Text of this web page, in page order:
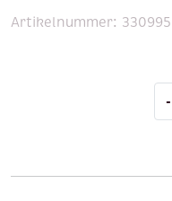
-
Artikelnummer: 330995